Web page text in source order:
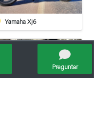
Yamaha Xj6
Preguntar